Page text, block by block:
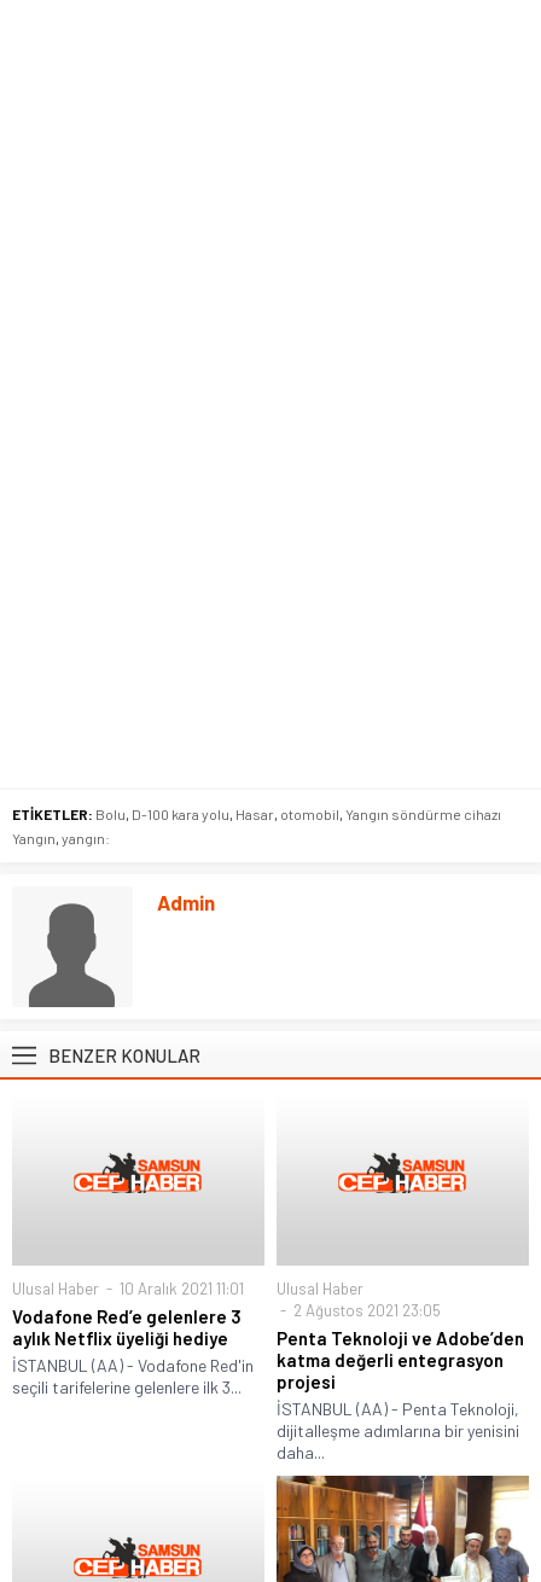
ETİKETLER: Bolu, D-100 kara yolu, Hasar, otomobil, Yangın söndürme cihazı
Yangın, yangın:
Admin
BENZER KONULAR
Ulusal Haber 10 Aralık 2021 11:01
Vodafone Red’e gelenlere 3
aylık Netflix üyeliği hediye
İSTANBUL (AA) - Vodafone Red'in
seçili tarifelerine gelenlere ilk 3...
Ulusal Haber
2 Ağustos 2021 23:05
Penta Teknoloji ve Adobe’den
katma değerli entegrasyon
projesi
İSTANBUL (AA) - Penta Teknoloji,
dijitalleşme adımlarına bir yenisini
daha...